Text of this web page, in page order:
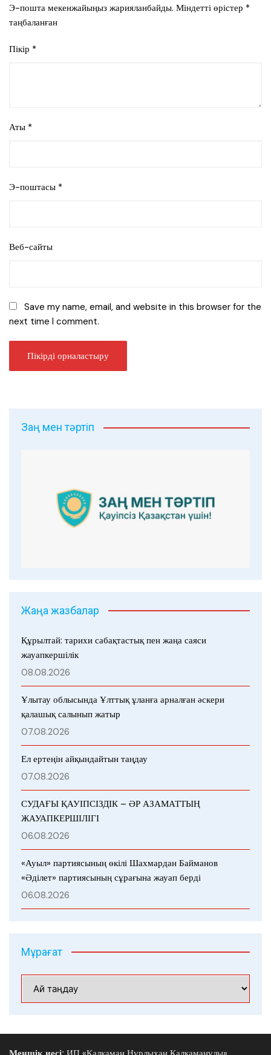
Э-пошта мекенжайыңыз жарияланбайды. Міндетті өрістер *
таңбаланған
Пікір *
Аты *
Э-поштасы *
Веб-сайты
Save my name, email, and website in this browser for the
next time I comment.
Заң мен тәртіп
Жаңа жазбалар
Құрылтай: тарихи сабақтастық пен жаңа саяси
жауапкершілік
08.08.2026
Ұлытау облысында Ұлттық ұланға арналған әскери
қалашық салынып жатыр
07.08.2026
Ел ертеңін айқындайтын таңдау
07.08.2026
СУДАҒЫ ҚАУІПСІЗДІК – ӘР АЗАМАТТЫҢ
ЖАУАПКЕРШІЛІГІ
06.08.2026
«Ауыл» партиясының өкілі Шахмардан Байманов
«Әділет» партиясының сұрағына жауап берді
06.08.2026
Мұрағат